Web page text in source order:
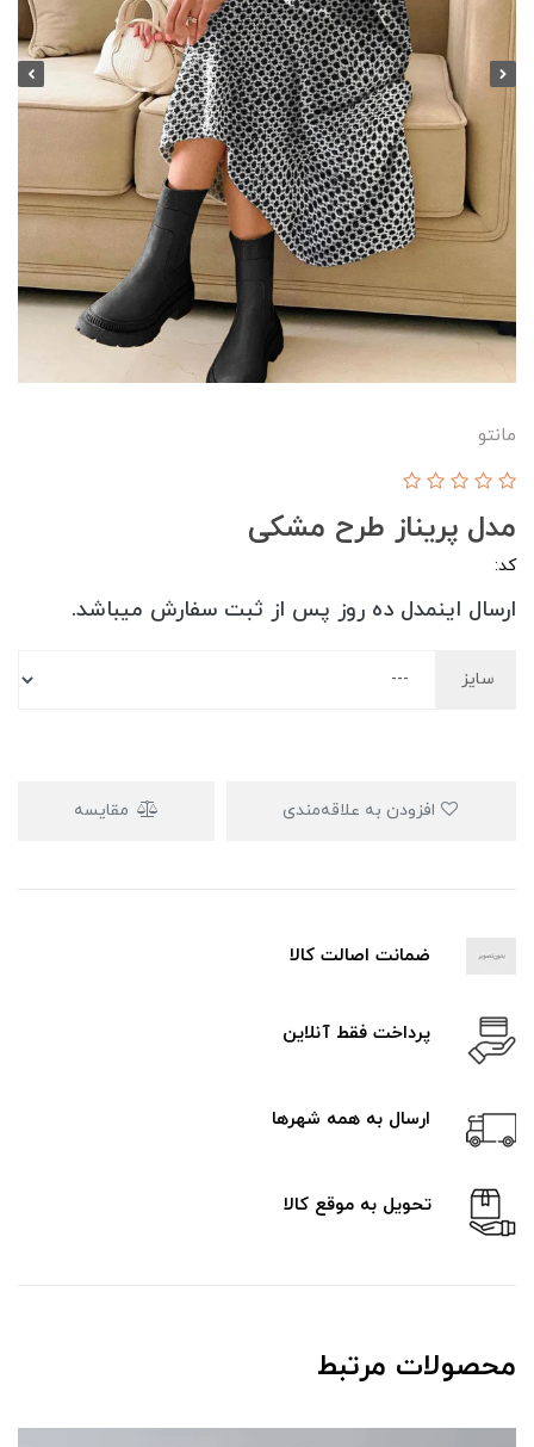
مانتو
مدل پریناز طرح مشکی
کد:
ارسال اینمدل ده روز پس از ثبت سفارش میباشد.
سایز
مقایسه
ضمانت اصالت کالا
پرداخت فقط آنلاین
ارسال به همه شهرها
تحویل به موقع کالا
محصولات مرتبط